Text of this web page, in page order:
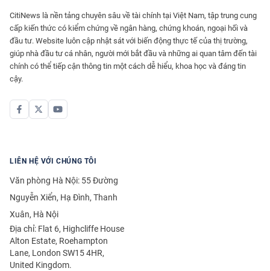
CitiNews là nền tảng chuyên sâu về tài chính tại Việt Nam, tập trung cung
cấp kiến thức có kiểm chứng về ngân hàng, chứng khoán, ngoại hối và
đầu tư. Website luôn cập nhật sát với biến động thực tế của thị trường,
giúp nhà đầu tư cá nhân, người mới bắt đầu và những ai quan tâm đến tài
chính có thể tiếp cận thông tin một cách dễ hiểu, khoa học và đáng tin
cậy.
LIÊN HỆ VỚI CHÚNG TÔI
Văn phòng Hà Nội: 55 Đường
Nguyễn Xiển, Hạ Đình, Thanh
Xuân, Hà Nội
Địa chỉ: Flat 6, Highcliffe House
Alton Estate, Roehampton
Lane, London SW15 4HR,
United Kingdom.